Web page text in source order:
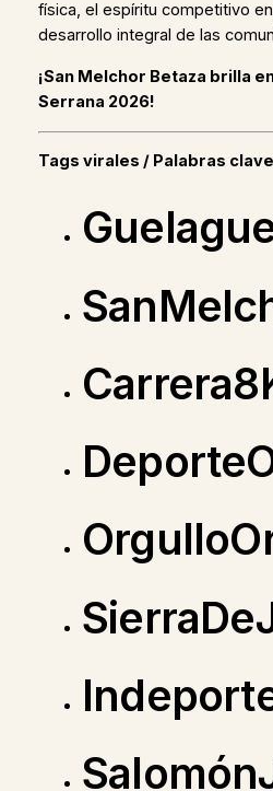
física, el espíritu competitivo
desarrollo integral de las
¡San Melchor Betaza brilla
Serrana 2026!
Tags virales / Palabras